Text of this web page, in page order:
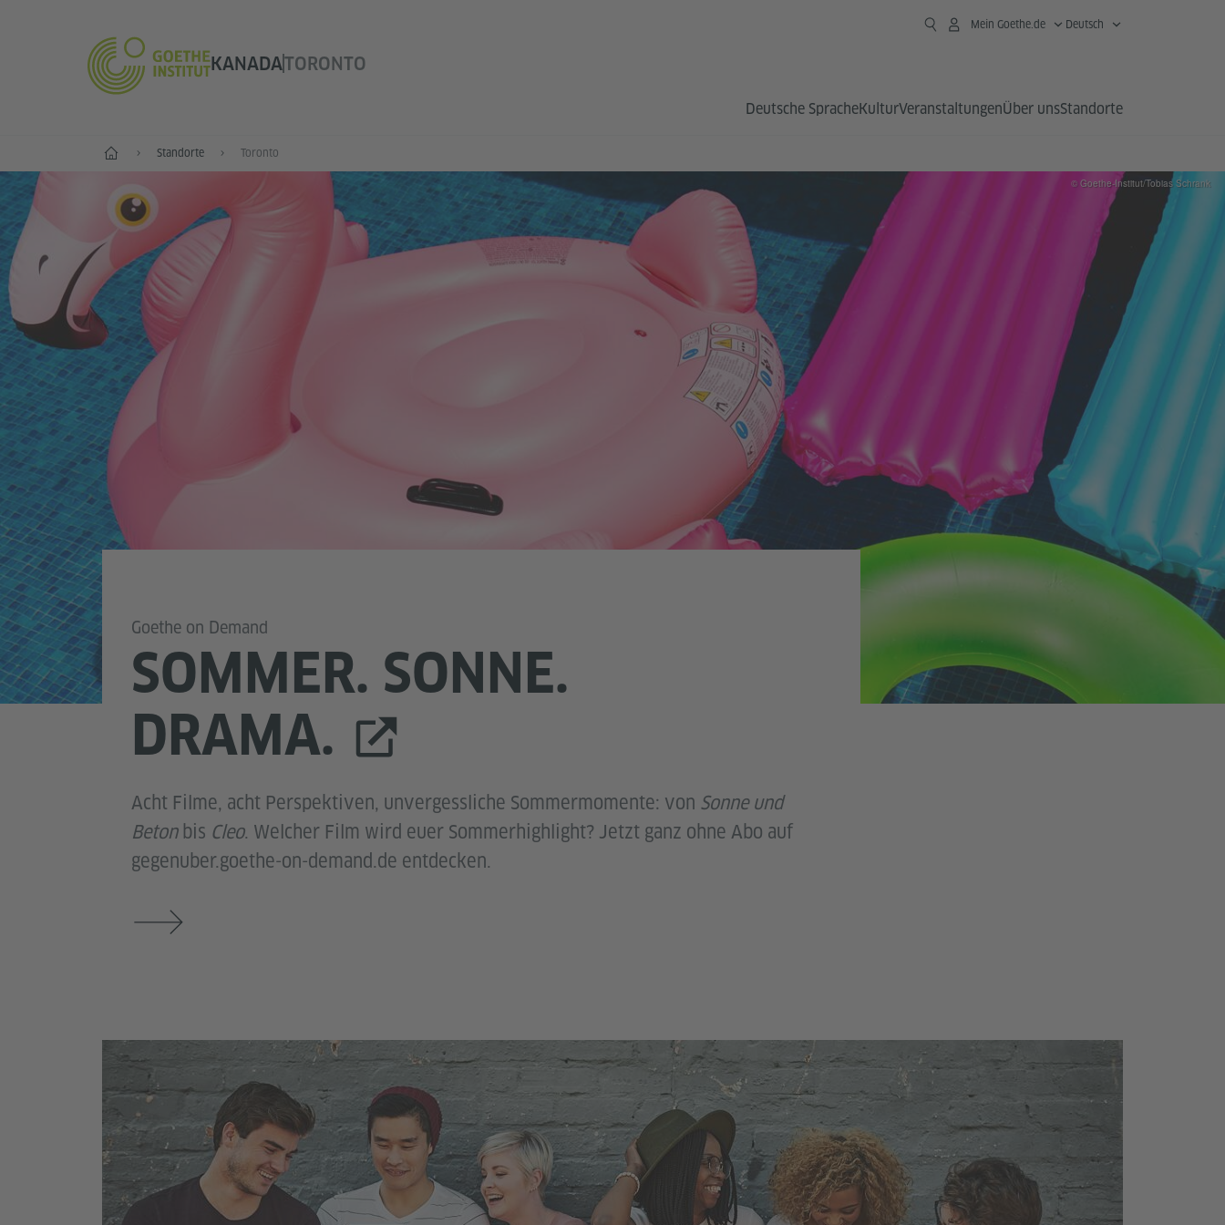
KANADATORONTO
Mein Goethe.de Deutsch
Deutsche SpracheKulturVeranstaltungenÜber unsStandorte
Start Standorte Toronto
Goethe on Demand
SOMMER. SONNE.
DRAMA.
Acht Filme, acht Perspektiven, unvergessliche Sommermomente: von Sonne und
Betonbis Cleo. Welcher Film wird euer Sommerhighlight? Jetzt ganz ohne Abo auf
gegenuber.goethe-on-demand.de entdecken.
© Goethe-Institut/Tobias Schrank